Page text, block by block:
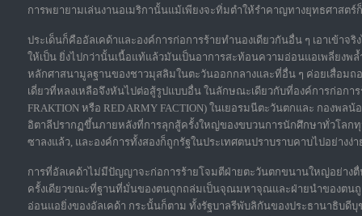
การพยายามเล่นงานอเมริกานั้นแม้เพียงจะทิ่มตำให้รำคาญทางยุทธศาสตร์
ประเด็นก็คืออัลเคด้าและองค์การก่อการร้ายทำนองเดียวกันอื่น ๆ เอาเข้า
ให้เป็น ยิ่งไปกว่านั้นเนื้อแท้แล้วมันเป็นอาการสะท้อนความอ่อนแอเพลี่ยงพ
หลักศาสนามูลฐานของชาวมุสลิมในตะวันออกกลางและที่อื่น ๆ ค่อยเสื่อมถ
เดี่ยวที่หลงเหลือจึงหันไปต่อสู้รูปแบบอื่น ในลักษณะเดียวกับที่องค์การก่อการ
FRAKTION หรือ RED ARMY FACTION) ในเยอรมนีตะวันตกและ กองพลน้
อิตาลีปรากฏขึ้นภายหลังที่การลุกสู้ครั้งใหญ่ของขบวนการนักศึกษาทั่วโล
ซาลงแล้ว, และองค์การทั้งสองก็ถูกรัฐในประเทศตนปราบราบคาบไปอย่างง่า
การที่อัลเคด้าไม่มีปัญญาจะก่อการร้ายโจมตีฝ่ายตะวันตกขนานใหญ่อย่าง
ครั้งเดียวขณะที่ฐานที่มั่นของตนถูกถล่มเป็นจุณมหาจุณและฝ่ายนำของตน
อ่อนแอยิ่งของอัลเคด้า กระนั้นก็ตาม ทั้งรัฐบาลรีพับลิกันของประธานาธิบดี